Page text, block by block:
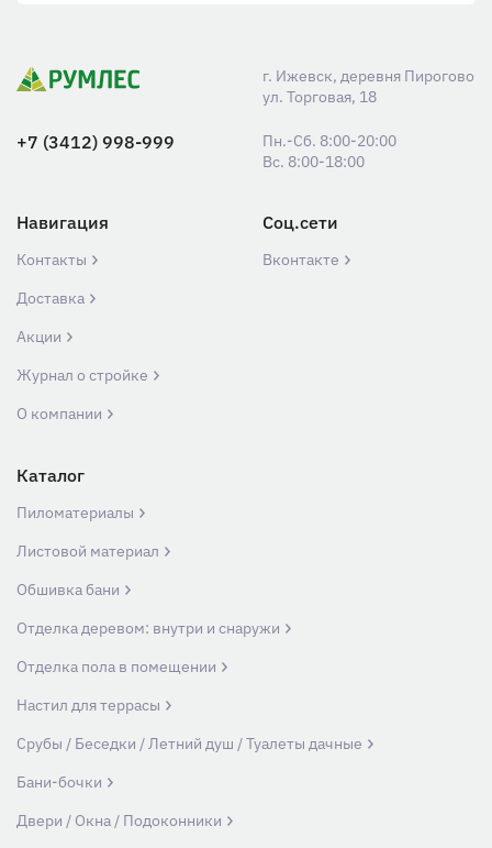
г. Ижевск, деревня Пирогово
ул. Торговая, 18
+7 (3412) 998-999
Пн.-Сб. 8:00-20:00
Вс. 8:00-18:00
Навигация
Контакты
Доставка
Акции
Журнал о стройке
О компании
Соц.сети
Вконтакте
Каталог
Пиломатериалы
Листовой материал
Обшивка бани
Отделка деревом: внутри и снаружи
Отделка пола в помещении
Настил для террасы
Срубы / Беседки / Летний душ / Туалеты дачные
Бани-бочки
Двери / Окна / Подоконники